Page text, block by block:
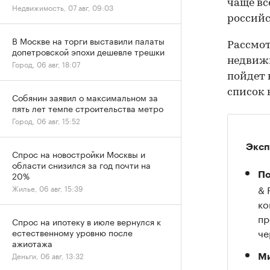
чаще
пойдет
список
&
Недвижимость, 07 авг, 09:03
В Москве на торги выставили палаты
допетровской эпохи дешевле трешки
Город, 06 авг, 18:07
Собянин заявил о максимальном за
пять лет темпе строительства метро
Город, 06 авг, 15:52
Спрос на новостройки Москвы и
области снизился за год почти на
20%
Жилье, 06 авг, 15:39
Спрос на ипотеку в июле вернулся к
естественному уровню после
ажиотажа
Деньги, 06 авг, 13:32